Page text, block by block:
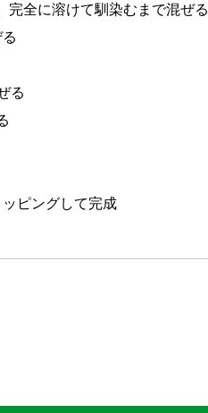
完全に溶けて馴染むまで混ぜる
る
ピングして完成